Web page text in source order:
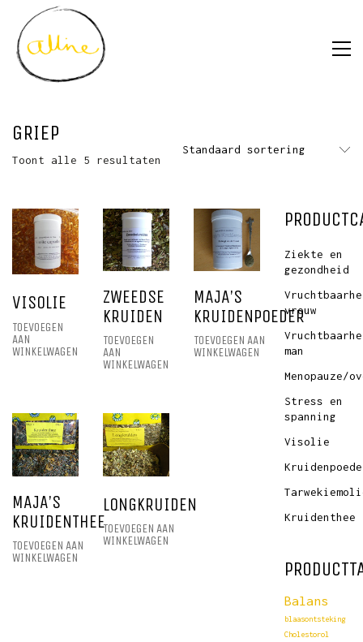
GRIEP
Toont alle 5 resultaten
Standaard sortering
VISOLIE
TOEVOEGEN
AAN
WINKELWAGEN
ZWEEDSE
KRUIDEN
TOEVOEGEN
AAN
WINKELWAGEN
MAJA’S
KRUIDENPOEDER
TOEVOEGEN AAN
WINKELWAGEN
MAJA’S
KRUIDENTHEE
TOEVOEGEN AAN
WINKELWAGEN
LONGKRUIDEN
TOEVOEGEN AAN
WINKELWAGEN
Ziekte en
gezondheid
vrouw
man
Menopauze/
Stress en
spanning
Visolie
Kruidenthee
Balans
blaasontsteking
Cholestorol